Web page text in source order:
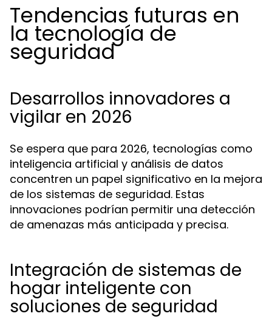
Tendencias futuras en
la tecnología de
seguridad
Desarrollos innovadores a
vigilar en 2026
Se espera que para 2026, tecnologías como
inteligencia artificial y análisis de datos
concentren un papel significativo en la mejora
de los sistemas de seguridad. Estas
innovaciones podrían permitir una detección
de amenazas más anticipada y precisa.
Integración de sistemas de
hogar inteligente con
soluciones de seguridad